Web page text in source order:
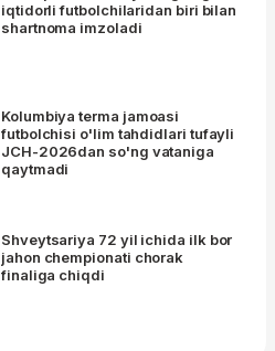
iqtidorli futbolchilaridan biri bilan
shartnoma imzoladi
Kolumbiya terma jamoasi
futbolchisi o'lim tahdidlari tufayli
JCH-2026dan so'ng vataniga
qaytmadi
Shveytsariya 72 yil ichida ilk bor
jahon chempionati chorak
finaliga chiqdi